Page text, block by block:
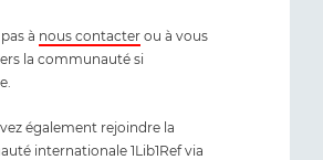
à nous contacter ou à vous
la communauté si
également rejoindre la
internationale 1Lib1Ref via